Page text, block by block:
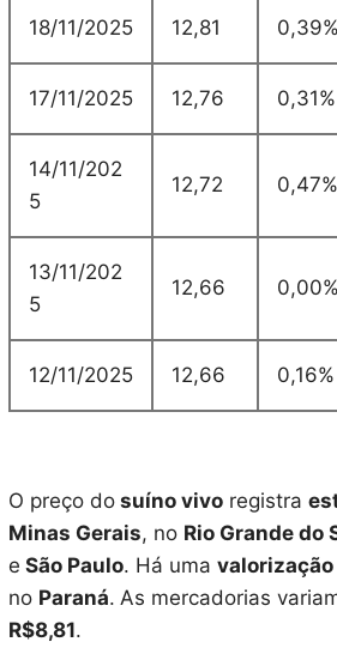
18/11/2025 12,81 0,39%
17/11/2025 12,76 0,31%
14/11/202
5
12,72 0,47%
13/11/202
5
12,66 0,00%
12/11/2025 12,66 0,16%
O preço dosuíno vivoregistra
Minas Gerais, no Rio Grande do
e São Paulo. Há uma valorização
no Paraná. As mercadorias
R$8,81.